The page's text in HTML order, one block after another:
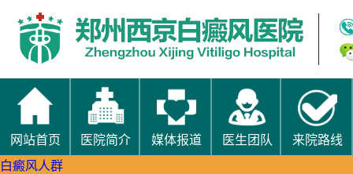
网站首页 医院简介 媒体报道 医生团队
来院路线
白癜风人群